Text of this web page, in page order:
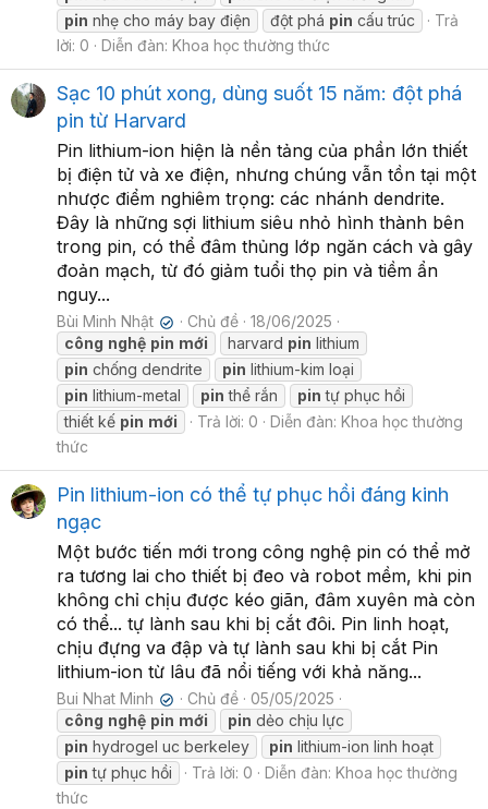
pin nhẹ cho máy bay điện đột phá pin cấu trúc
Trả
lời: 0
Diễn đàn: Khoa học thường thức
Sạc 10 phút xong, dùng suốt 15 năm: đột phá
pin từ Harvard
Pin lithium-ion hiện là nền tảng của phần lớn thiết
bị điện tử và xe điện, nhưng chúng vẫn tồn tại một
nhược điểm nghiêm trọng: các nhánh dendrite.
Đây là những sợi lithium siêu nhỏ hình thành bên
trong pin, có thể đâm thủng lớp ngăn cách và gây
đoản mạch, từ đó giảm tuổi thọ pin và tiềm ẩn
nguy...
Bùi Minh Nhật ✔ Chủ đề
18/06/2025
công nghệ pin mới harvard pin lithium
pin chống dendrite pin lithium-kim loại
pin lithium-metal pin thể rắn pin tự phục hồi
thiết kế pin mới Trả lời: 0 Diễn đàn: Khoa học thường
thức
Pin lithium-ion có thể tự phục hồi đáng kinh
ngạc
Một bước tiến mới trong công nghệ pin có thể mở
ra tương lai cho thiết bị đeo và robot mềm, khi pin
không chỉ chịu được kéo giãn, đâm xuyên mà còn
có thể... tự lành sau khi bị cắt đôi. Pin linh hoạt,
chịu đựng va đập và tự lành sau khi bị cắt Pin
lithium-ion từ lâu đã nổi tiếng với khả năng...
Bui Nhat Minh ✔ Chủ đề
05/05/2025
công nghệ pin mới pin dẻo chịu lực
pin hydrogel uc berkeley pin lithium-ion linh hoạt
pin tự phục hồi Trả lời: 0 Diễn đàn: Khoa học thường
thức